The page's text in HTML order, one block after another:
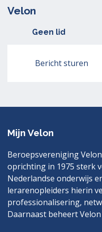
Velon
Geen lid
Bericht sturen
Mijn Velon
Beroepsvereniging
oprichting in 1975 sterk
Nederlandse onderwijs
lerarenopleiders hierin
professionalisering,
Daarnaast beheert